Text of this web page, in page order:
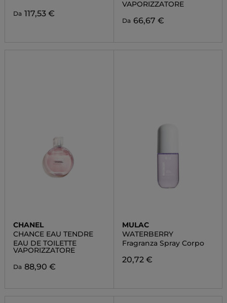
Da 117,53 €
VAPORIZZATORE
Da 66,67 €
CHANEL
CHANCE EAU TENDRE
EAU DE TOILETTE
VAPORIZZATORE
Da 88,90 €
MULAC
WATERBERRY
Fragranza Spray Corpo
20,72 €